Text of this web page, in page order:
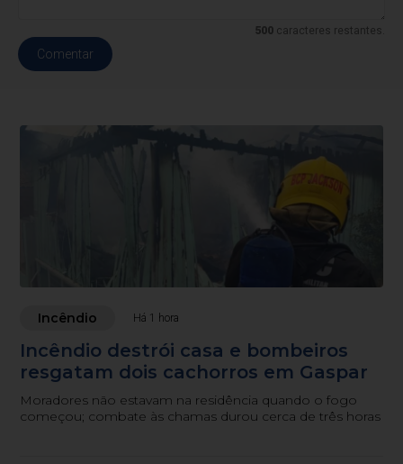
500caracteres restantes.
Comentar
Incêndio Há 1 hora
Incêndio destrói casa e bombeiros
resgatam dois cachorros em Gaspar
Moradores não estavam na residência quando o fogo
começou; combate às chamas durou cerca de três horas